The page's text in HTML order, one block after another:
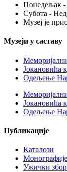
Понедељак -
Субота -
Музеј је
Музеји у саставу
Јокановића
Oдељење
Јокановића
Oдељење
Публикације
Каталози
Монографије
Ужички